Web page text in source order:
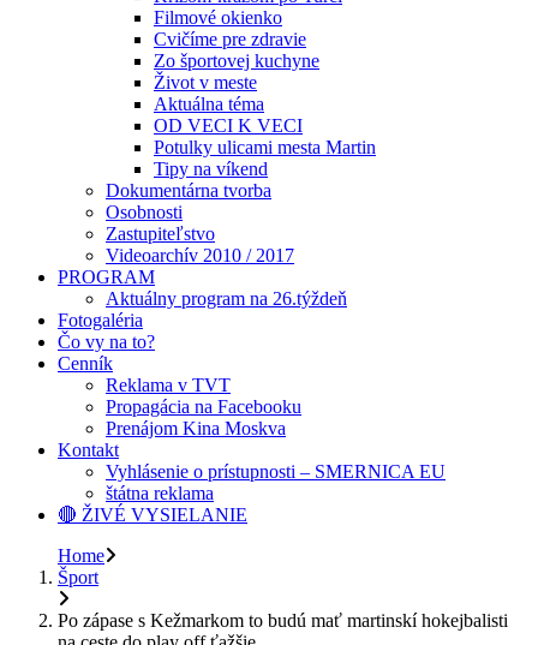
Filmové okienko
Cvičíme pre zdravie
Zo športovej kuchyne
Život v meste
Aktuálna téma
OD VECI K VECI
Potulky ulicami mesta Martin
Tipy na víkend
Dokumentárna tvorba
Osobnosti
Zastupiteľstvo
Videoarchív 2010 / 2017
PROGRAM
Aktuálny program na 26.týždeň
Fotogaléria
Čo vy na to?
Cenník
Reklama v TVT
Propagácia na Facebooku
Prenájom Kina Moskva
Kontakt
Vyhlásenie o prístupnosti – SMERNICA EU
štátna reklama
🔴 ŽIVÉ VYSIELANIE
Home
Šport
Po zápase s Kežmarkom to budú mať martinskí hokejbalisti